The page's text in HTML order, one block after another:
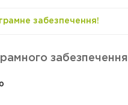
забезпечення!
забезпечення